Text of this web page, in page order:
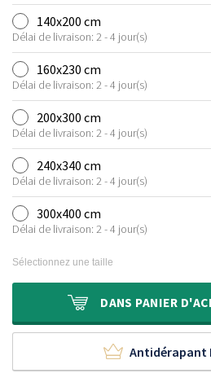
140x200 cm
Délai de livraison: 2 - 4 jour(s)
160x230 cm
Délai de livraison: 2 - 4 jour(s)
200x300 cm
Délai de livraison: 2 - 4 jour(s)
240x340 cm
Délai de livraison: 2 - 4 jour(s)
300x400 cm
Délai de livraison: 2 - 4 jour(s)
Sélectionnez une taille
DANS PANIER
Antidérapant